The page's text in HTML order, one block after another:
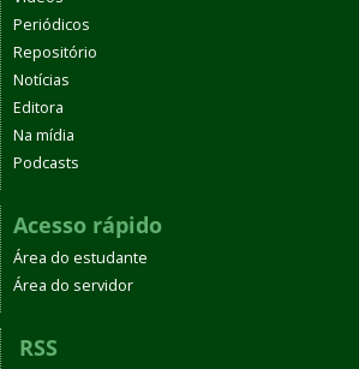
Periódicos
Repositório
Notícias
Editora
Na mídia
Podcasts
Acesso rápido
Área do estudante
Área do servidor
RSS